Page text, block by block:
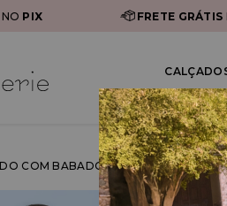
NO PIX FRETE GRÁTIS
COM BABADOS E ELÁSTICO NA